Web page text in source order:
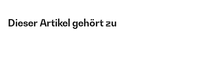
Dieser Artikel gehört zu